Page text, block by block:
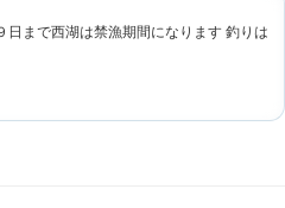
まで西湖は禁漁期間になります 釣りは